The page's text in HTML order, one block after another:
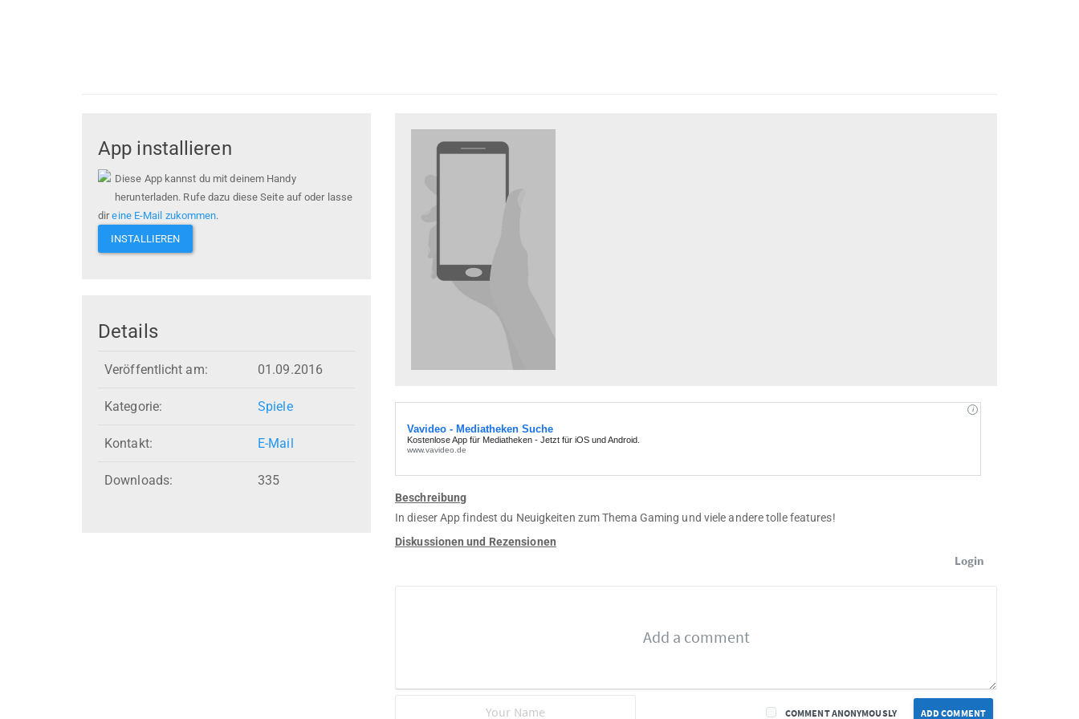
App installieren
Diese App kannst du mit deinem Handy
herunterladen. Rufe dazu diese Seite auf oder lasse
direine E-Mail zukommen.
INSTALLIEREN
Details
Veröffentlicht am: 01.09.2016
Kategorie: Spiele
Kontakt: E-Mail
Downloads: 335
Beschreibung
In dieser App findest du Neuigkeiten zum Thema Gaming und viele andere tolle features!
Diskussionen und Rezensionen
Login
ADD COMMENT
COMMENT ANONYMOUSLY